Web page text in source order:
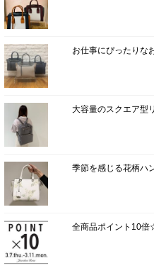
お仕事にぴったりな
大容量のスクエア型
季節を感じる花柄ハ
全商品ポイント10倍